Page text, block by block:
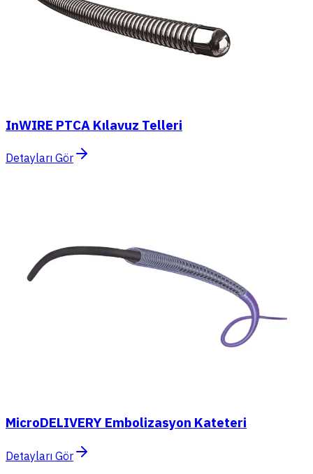
InWIRE PTCA Kılavuz Telleri
Detayları Gör
MicroDELIVERY Embolizasyon Kateteri
Detayları Gör